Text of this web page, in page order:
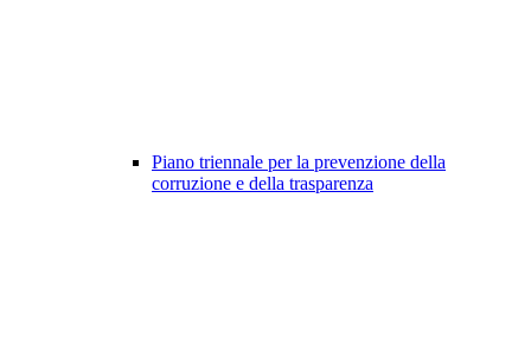
Piano triennale per la prevenzione della
corruzione e della trasparenza